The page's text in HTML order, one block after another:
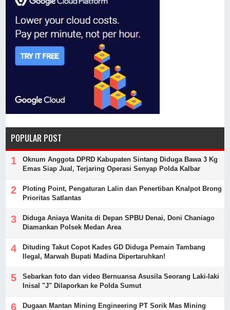
POPULAR POST
Oknum Anggota DPRD Kabupaten Sintang Diduga Bawa 3 Kg
Emas Siap Jual, Terjaring Operasi Senyap Polda Kalbar
Ploting Point, Pengaturan Lalin dan Penertiban Knalpot Brong
Prioritas Satlantas
Diduga Aniaya Wanita di Depan SPBU Denai, Doni Chaniago
Diamankan Polsek Medan Area
Dituding Takut Copot Kades GD Diduga Pemain Tambang
Ilegal, Marwah Bupati Madina Dipertaruhkan!
Sebarkan foto dan video Bernuansa Asusila Seorang Laki-laki
Inisal "J" Dilaporkan ke Polda Sumut
Dugaan Mantan Mining Engineering PT Sorik Mas Mining